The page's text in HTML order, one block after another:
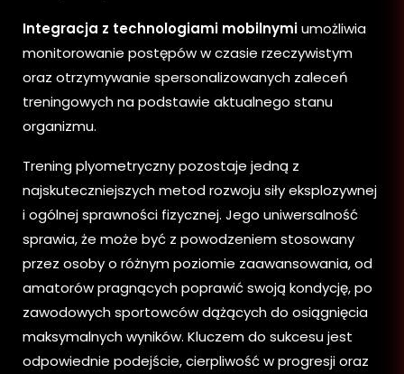
Integracja z technologiami mobilnymiumożliwia
monitorowanie postępów w czasie rzeczywistym
oraz otrzymywanie spersonalizowanych zaleceń
treningowych na podstawie aktualnego stanu
organizmu.
Trening plyometryczny pozostaje jedną z
najskuteczniejszych metod rozwoju siły eksplozywnej
i ogólnej sprawności fizycznej. Jego uniwersalność
sprawia, że może być z powodzeniem stosowany
przez osoby o różnym poziomie zaawansowania, od
amatorów pragnących poprawić swoją kondycję, po
zawodowych sportowców dążących do osiągnięcia
maksymalnych wyników. Kluczem do sukcesu jest
odpowiednie podejście, cierpliwość w progresji oraz